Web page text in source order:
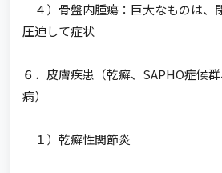
４）骨盤内腫瘍：巨大なものは、
圧迫して症状
６．皮膚疾患（乾癬、SAPHO症候
病）
１）乾癬性関節炎